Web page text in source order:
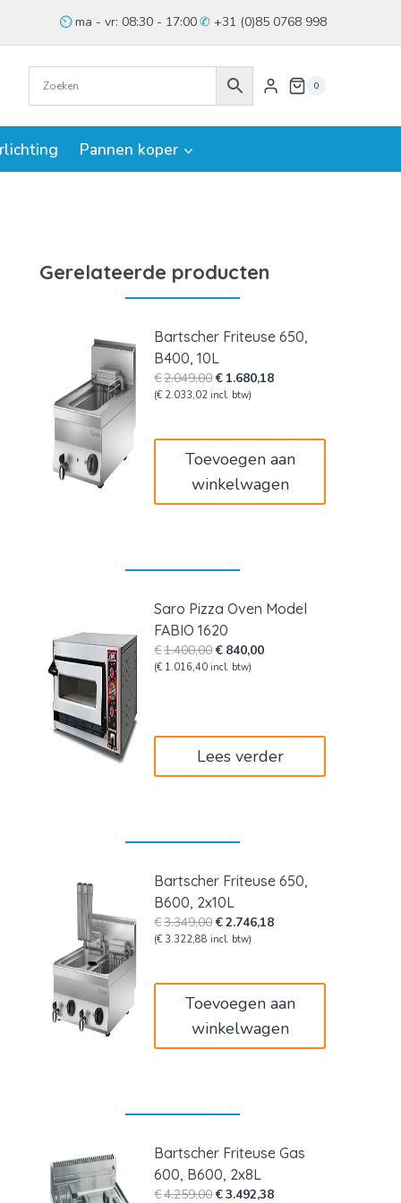
ma - vr: 08:30 - 17:00 +31 (0)85 0768 998
0
Pannen koper
Gerelateerde producten
Bartscher Friteuse 650,
B400, 10L
€2.049,00Oorspronkelijke
prijs
€ 1.680,18Huidige
(€ 2.033,02 incl. btw)
Toevoegen aan
winkelwagen
Saro Pizza Oven Model
FABIO 1620
€1.400,00Oorspronkelijke
prijs
€ 840,00Huidige
(€ 1.016,40 incl. btw)
Lees verder
Bartscher Friteuse 650,
B600, 2x10L
€3.349,00Oorspronkelijke
prijs
€2.746,18Huidige
(€ 3.322,88 incl. btw)
Toevoegen aan
winkelwagen
Bartscher Friteuse Gas
600, B600, 2x8L
€4.259,00Oorspronkelijke
€3.492,38Huidige